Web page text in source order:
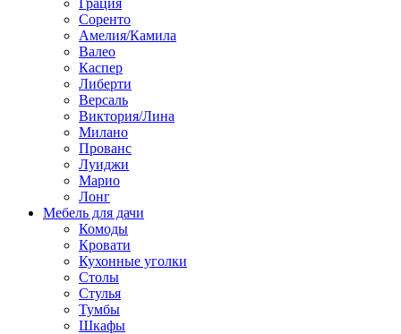
Грация
Соренто
Амелия/Камила
Валео
Каспер
Либерти
Версаль
Виктория/Лина
Милано
Прованс
Луиджи
Марио
Лонг
Мебель для дачи
Комоды
Кровати
Кухонные уголки
Столы
Стулья
Тумбы
Шкафы